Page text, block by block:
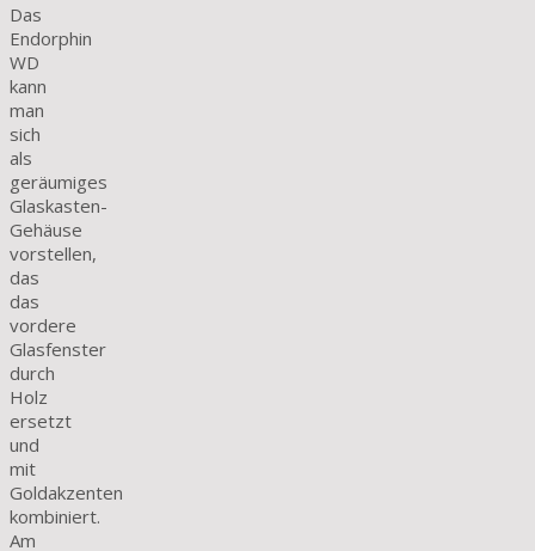
Das
Endorphin
WD
kann
man
sich
als
geräumiges
Glaskasten-
Gehäuse
vorstellen,
das
das
vordere
Glasfenster
durch
Holz
ersetzt
und
mit
Goldakzenten
kombiniert.
Am